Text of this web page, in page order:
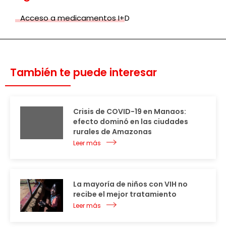
Acceso a medicamentos I+D
También te puede interesar
Crisis de COVID-19 en Manaos:
efecto dominó en las ciudades
rurales de Amazonas
Leer más
La mayoría de niños con VIH no
recibe el mejor tratamiento
Leer más